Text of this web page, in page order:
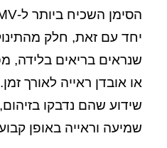
הסימן השכיח ביותר ל-CMV מולד.
יחד עם זאת, חלק
שנראים בריאים בלידה,
או אובדן ראייה לאורך
שידוע שהם נדבקו
שמיעה וראייה באופן